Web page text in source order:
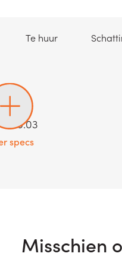
Te huur(Te huur)
09.03
specs
Misschien